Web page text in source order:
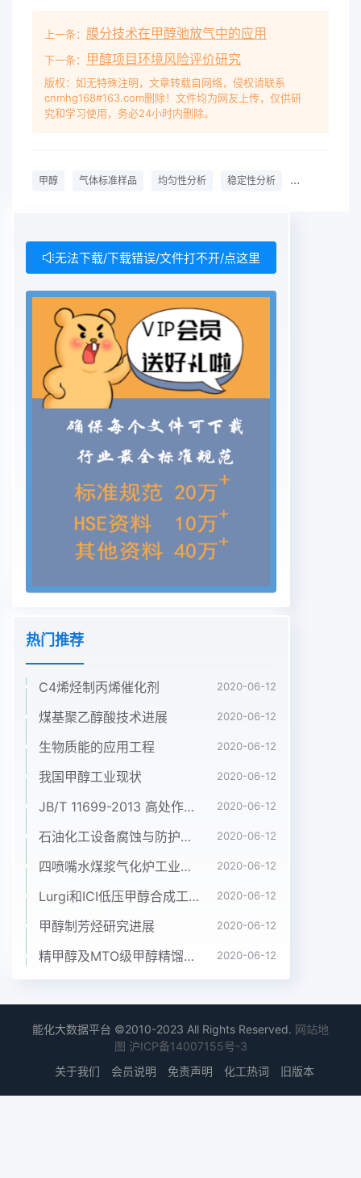
the CrM of methanol in nitrogen was described
in the paper. Thereproducibly of the preparing
method the homogeneity and long-term
stability of methanol standard gas were
evaluated. The results indicated that standard
methanol in nitrogen were detected during 12
for methanol in nitrogen. The crm was intended
for use in methanol monito-Key words:
Methanol; Standard gas; Homogeneity analysis;
Stability analysis; Certified value; Uncertainty
analysis甲醇为挥发性有机污染物,也是精细化工、塑
气中甲醇摩尔分数为1.4×10气体标准样品的料制品等
行业大气排放的主要污染物之一-3。研制。今将常
温液态、沸点较高的甲醇准确定量地甲醇具有毒性,
对人体中枢神经系统视神经和视网转移到气瓶中并且
使之完全气化,并依据国际标准膜有刺激作用3-。
《大气污染物综合排放标准》考察其均匀性、稳定性
及定值不确定度,以满足环(GB16297-1996)5规定甲
醇最高允许排放的质境固定污染源废气中甲醇监测工
作的需要,保障监量浓度为190mg/m3(摩尔分数约为
1.4×10-4)。测结果的正确可靠《固定污染源排气中
甲醇的测定气相色谱法》(HJ/T33-1999)规定了污染
源排气中甲醇的1试验测定方法,明确指出使用甲醇气
色谱仪(配FID检测器)81-V-HCE-30G型大型精密天
平,美国HNU标准样品的相关研究。美国早在1983年
就开始研中国煤化工量天平,瑞士 Mettler究挥发性有
机物气体标准样品”,在我国,随着空气和废气监测对于
23增加,相关研究工作陆续开展8個邛怵犷准制修订
基金资助项目(2009541)为配套国家标准6的实施,填
工程师,研究生,主体标准样品的空白,根据排放标准的
要求,开展氮要从事标准样品的研制、环境分析与监
测研究第26卷第2期涛等.甲醇气体标准样品的研制
2014年4月Toledo公司;有机物液体气化填充设备;日
本STEC面积,C为甲醇气体标准样品摩尔分数)的RSD
为气体填充设备0.8%,说明方法重现性良好。甲醇(纯
化程度司;高纯氮气(纯度≥99.999%),北京普莱克斯
实按照气化原理,低浓度甲醇比高浓度甲醇的气用气
体有限公司化程度好。在甲醇气体标准样品制备的特
定摩尔1.2标准气体的制备分数区间内,若高摩尔分数
区甲醇不能完全气化,氮气中甲醇气体标准样品按照
重量法制则制备的标准气体摩尔分数与其测定响应值
上一条： 膜分技术在甲醇弛放气中的应用
下一条： 甲醇项目环境风险评价研究
版权：如无特殊注明，文章转载自网络，侵权请联系
cnmhg168#163.com删除！文件均为网友上传，仅供研
究和学习使用，务必24小时内删除。
甲醇 气体标准样品 均匀性分析 稳定性分析 定值
无法下载/下载错误/文件打不开/点这里
热门推荐
C4烯烃制丙烯催化剂 2020-06-12
煤基聚乙醇酸技术进展 2020-06-12
生物质能的应用工程 2020-06-12
我国甲醇工业现状 2020-06-12
JB/T 11699-2013 高处作业吊篮安装、拆卸、使用技术规程 2020-06-12
石油化工设备腐蚀与防护参考书十本免费下载，绝版珍藏 2020-06-12
四喷嘴水煤浆气化炉工业应用情况简介 2020-06-12
Lurgi和ICI低压甲醇合成工艺比较 2020-06-12
甲醇制芳烃研究进展 2020-06-12
精甲醇及MTO级甲醇精馏工艺技术进展 2020-06-12
能化大数据平台 ©2010-2023 All Rights Reserved. 网站地
图 沪ICP备14007155号-3
关于我们
会员说明 免责声明 化工热词 旧版本